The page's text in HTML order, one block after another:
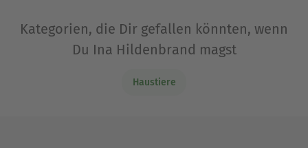
Kategorien, die Dir gefallen könnten, wenn
Du Ina Hildenbrand magst
Haustiere